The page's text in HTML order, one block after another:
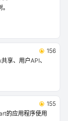
156
享、用户API、
155
的应用程序使用